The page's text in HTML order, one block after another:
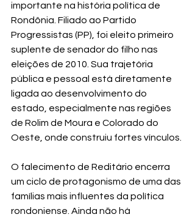
importante na história política de
Rondônia. Filiado ao Partido
Progressistas (PP), foi eleito primeiro
suplente de senador do filho nas
eleições de 2010. Sua trajetória
pública e pessoal está diretamente
ligada ao desenvolvimento do
estado, especialmente nas regiões
de Rolim de Moura e Colorado do
Oeste, onde construiu fortes vínculos.
O falecimento de Reditário encerra
um ciclo de protagonismo de uma das
famílias mais influentes da política
rondoniense. Ainda não há